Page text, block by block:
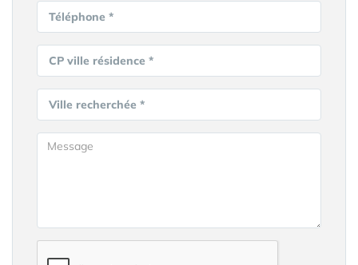
Téléphone *
CP ville résidence *
Ville recherchée *